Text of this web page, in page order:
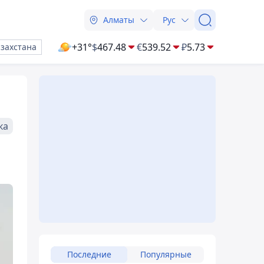
Алматы Рус
+31°$467.48 €539.52 ₽5.73
Последние Популярные